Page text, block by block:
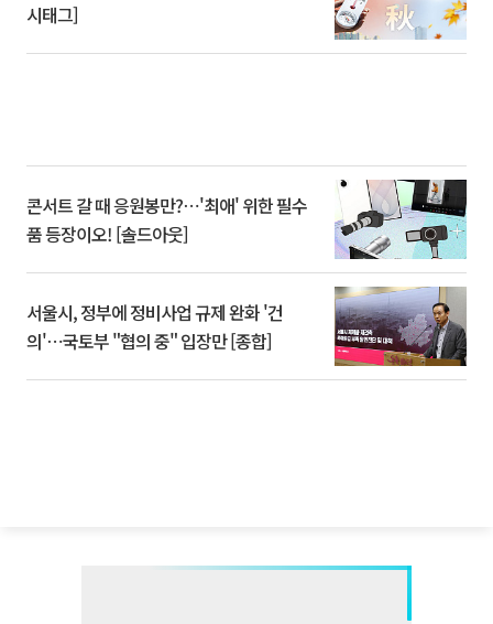
시태그]
콘서트 갈 때 응원봉만?⋯'최애' 위한 필수
품 등장이오! [솔드아웃]
서울시, 정부에 정비사업 규제 완화 '건
의'⋯국토부 "협의 중" 입장만 [종합]